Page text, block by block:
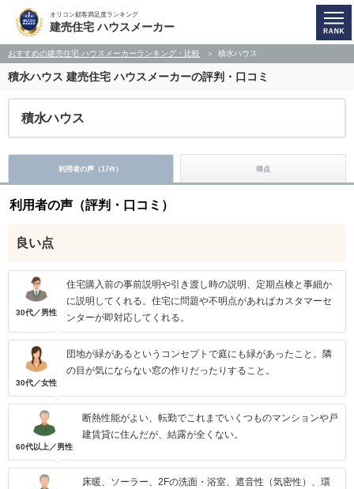
オリコン顧客満足度ランキング
建売住宅 ハウスメーカー
おすすめの建売住宅 ハウスメーカーランキング・比較 積水ハウス
積水ハウス 建売住宅 ハウスメーカーの評判・口コミ
積水ハウス
利用者の声（17件） 得点
利用者の声（評判・口コミ）
良い点
30代／男性
住宅購入前の事前説明や引き渡し時の説明、定期点検と事細か
に説明してくれる。住宅に問題や不明点があればカスタマーセ
ンターが即対応してくれる。
30代／女性
団地が緑があるというコンセプトで庭にも緑があったこと。隣
の目が気にならない窓の作りだったりすること。
60代以上／男性
断熱性能がよい、転勤でこれまでいくつものマンションや戸
建賃貸に住んだが、結露が全くない。
床暖、ソーラー、2Fの洗面・浴室、遮音性（気密性）、環